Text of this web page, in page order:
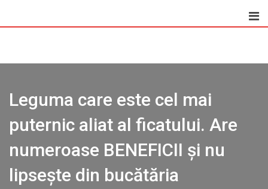
Leguma care este cel mai
puternic aliat al ficatului. Are
numeroase BENEFICII și nu
lipsește din bucătăria